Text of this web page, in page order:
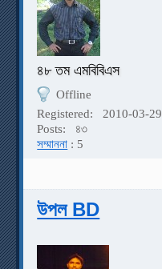
৪৮ তম এমবিবিএস
Offline
Registered:
2010-03-29
Posts:
৪৩
সম্মাননা : 5
উপল BD